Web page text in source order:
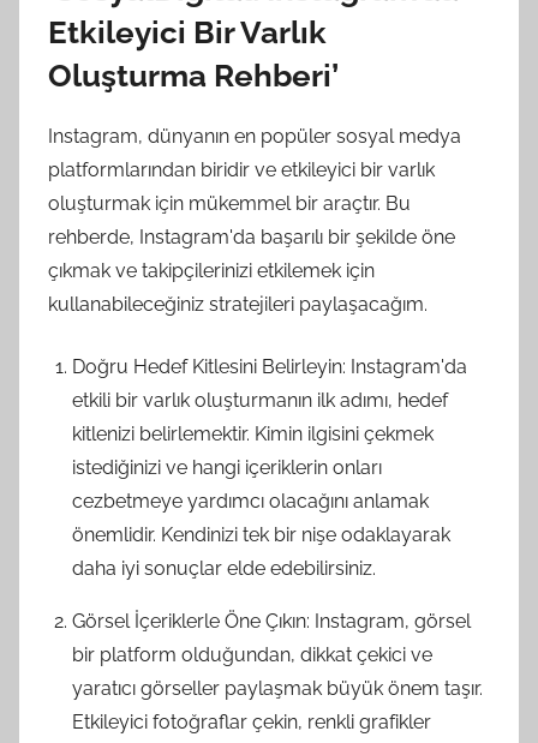
Etkileyici Bir Varlık
Oluşturma Rehberi’
Instagram, dünyanın en popüler sosyal medya
platformlarından biridir ve etkileyici bir varlık
oluşturmak için mükemmel bir araçtır. Bu
rehberde, Instagram'da başarılı bir şekilde öne
çıkmak ve takipçilerinizi etkilemek için
kullanabileceğiniz stratejileri paylaşacağım.
Doğru Hedef Kitlesini Belirleyin: Instagram'da
etkili bir varlık oluşturmanın ilk adımı, hedef
kitlenizi belirlemektir. Kimin ilgisini çekmek
istediğinizi ve hangi içeriklerin onları
cezbetmeye yardımcı olacağını anlamak
önemlidir. Kendinizi tek bir nişe odaklayarak
daha iyi sonuçlar elde edebilirsiniz.
Görsel İçeriklerle Öne Çıkın: Instagram, görsel
bir platform olduğundan, dikkat çekici ve
yaratıcı görseller paylaşmak büyük önem taşır.
Etkileyici fotoğraflar çekin, renkli grafikler